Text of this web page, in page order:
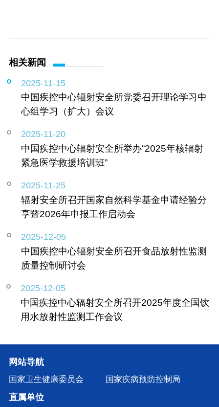
相关新闻
2025-11-15
中国疾控中心辐射安全所党委召开理论学习中
心组学习（扩大）会议
2025-11-20
中国疾控中心辐射安全所举办“2025年核辐射
紧急医学救援培训班”
2025-11-25
辐射安全所召开国家自然科学基金申请经验分
享暨2026年申报工作启动会
2025-12-05
中国疾控中心辐射安全所召开食品放射性监测
质量控制研讨会
2025-12-05
中国疾控中心辐射安全所召开2025年度全国饮
用水放射性监测工作会议
网站导航
国家卫生健康委员会 国家疾病预防控制局
直属单位